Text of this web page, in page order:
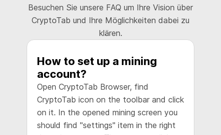
Besuchen Sie unsere FAQ um Ihre Vision über
CryptoTab und Ihre Möglichkeiten dabei zu
klären.
How to set up a mining
account?
Open CryptoTab Browser, find
CryptoTab icon on the toolbar and click
on it. In the opened mining screen you
should find "settings" item in the right